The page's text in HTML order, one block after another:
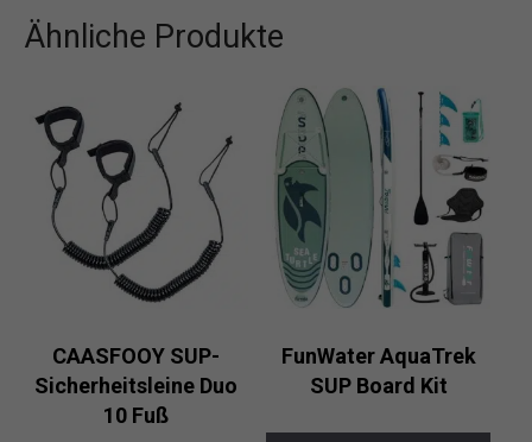
Ähnliche Produkte
CAASFOOY SUP-
Sicherheitsleine Duo
10 Fuß
FunWater AquaTrek
SUP Board Kit